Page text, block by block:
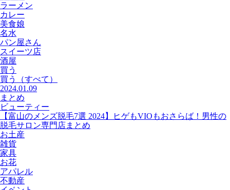
ラーメン
カレー
美食娘
名水
パン屋さん
スイーツ店
酒屋
買う
買う
（すべて）
2024.01.09
まとめ
ビューティー
【富山のメンズ脱毛7選 2024】ヒゲもVIOもおさらば！男性の
脱毛サロン専門店まとめ
お土産
雑貨
家具
お花
アパレル
不動産